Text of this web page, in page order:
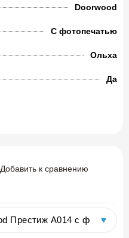
Doorwood
С фотопечатью
Ольха
Да
Добавить к сравнению